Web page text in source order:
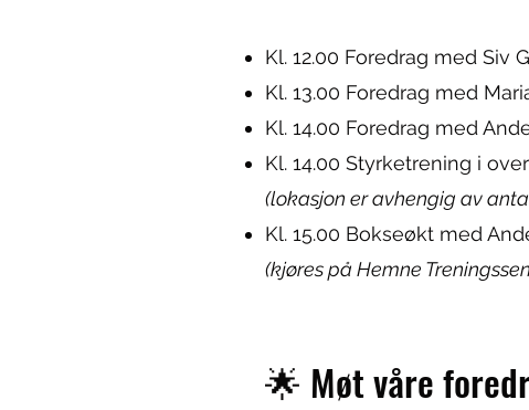
Kl. 12.00 Foredrag med Siv
Kl. 13.00 Foredrag med
Kl. 14.00 Foredrag med
Kl. 14.00 Styrketrening i
(lokasjon er avhengig av
Kl. 15.00 Bokseøkt med
(kjøres på Hemne
🌟 Møt våre